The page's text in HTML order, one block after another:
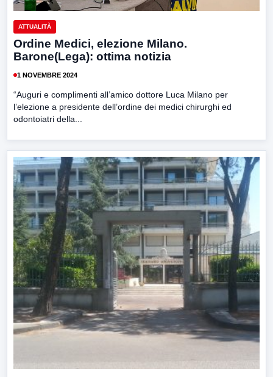
ATTUALITÀ
Ordine Medici, elezione Milano.
Barone(Lega): ottima notizia
1 NOVEMBRE 2024
“Auguri e complimenti all’amico dottore Luca Milano per
l’elezione a presidente dell’ordine dei medici chirurghi ed
odontoiatri della...